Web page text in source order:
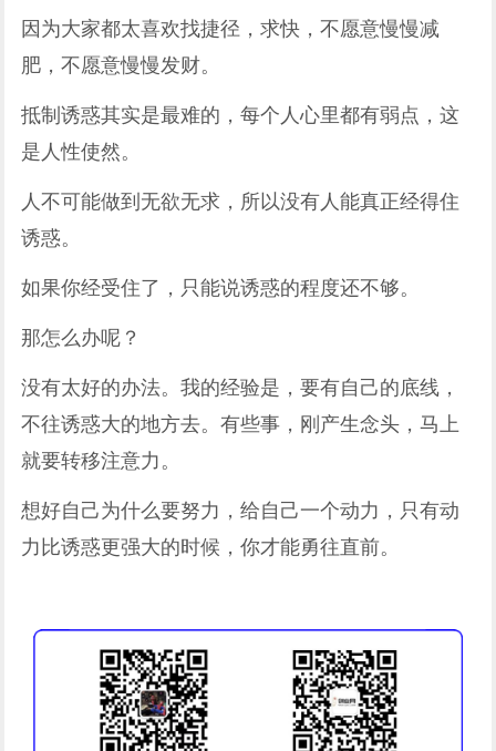
因为大家都太喜欢找捷径，求快，不愿意慢慢减
肥，不愿意慢慢发财。
抵制诱惑其实是最难的，每个人心里都有弱点，这
是人性使然。
人不可能做到无欲无求，所以没有人能真正经得住
诱惑。
如果你经受住了，只能说诱惑的程度还不够。
那怎么办呢？
没有太好的办法。我的经验是，要有自己的底线，
不往诱惑大的地方去。有些事，刚产生念头，马上
就要转移注意力。
想好自己为什么要努力，给自己一个动力，只有动
力比诱惑更强大的时候，你才能勇往直前。